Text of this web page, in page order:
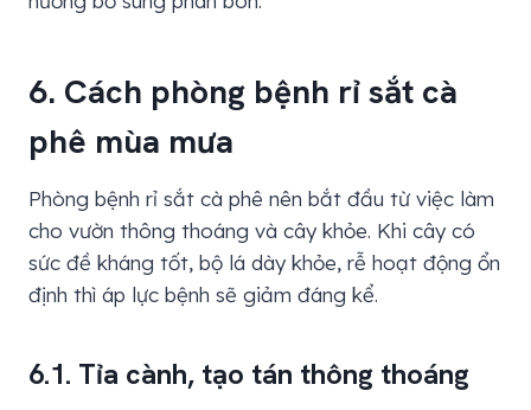
6. Cách phòng bệnh rỉ sắt cà
phê mùa mưa
Phòng bệnh rỉ sắt cà phê nên bắt đầu từ việc làm
cho vườn thông thoáng và cây khỏe. Khi cây có
sức đề kháng tốt, bộ lá dày khỏe, rễ hoạt động ổn
định thì áp lực bệnh sẽ giảm đáng kể.
6.1. Tỉa cành, tạo tán thông thoáng